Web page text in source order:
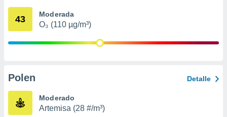
mediante
publicidad
de
43 Moderada
O₃ (110 µg/m³)
Polen Detalle
Moderado
Artemisa (28 #/m³)